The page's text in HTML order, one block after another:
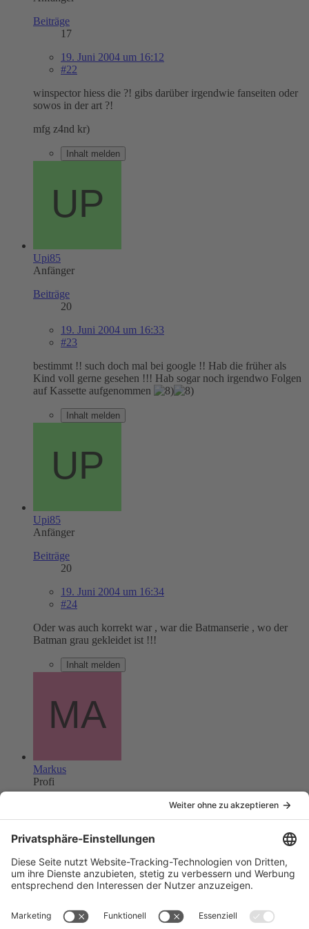
Beiträge
17
19. Juni 2004 um 16:12
#22
winspector hiess die ?! gibs darüber irgendwie fanseiten oder
sowos in der art ?!
mfg z4nd kr)
Inhalt melden
Upi85
Anfänger
Beiträge
20
19. Juni 2004 um 16:33
#23
bestimmt !! such doch mal bei google !! Hab die früher als
Kind voll gerne gesehen !!! Hab sogar noch irgendwo Folgen
auf Kassette aufgenommen
Inhalt melden
Upi85
Anfänger
Beiträge
20
19. Juni 2004 um 16:34
#24
Oder was auch korrekt war , war die Batmanserie , wo der
Batman grau gekleidet ist !!!
Inhalt melden
Markus
Profi
1.790
19. Juni 2004 um 23:02
Die Batmanserie würde ich auch mal gerne wieder sehen.
Kann ich nur noch schwach erinnern, aber auch an die
"Man kann nicht immer ein Held sein, aber man kann immer